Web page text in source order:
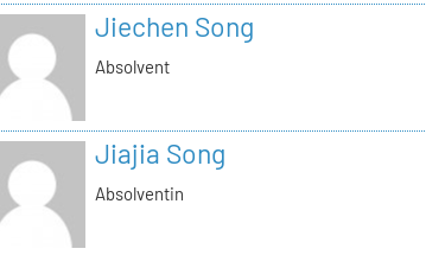
Jiechen Song
Absolvent
Jiajia Song
Absolventin